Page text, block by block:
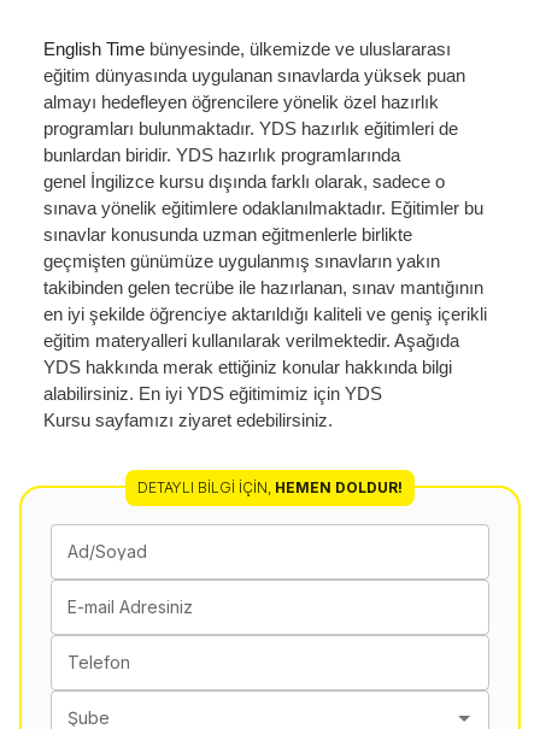
English Time bünyesinde, ülkemizde ve uluslararası
eğitim dünyasında uygulanan sınavlarda yüksek puan
almayı hedefleyen öğrencilere yönelik özel hazırlık
programları bulunmaktadır. YDS hazırlık eğitimleri de
bunlardan biridir. YDS hazırlık programlarında
genel İngilizce kursu dışında farklı olarak, sadece o
sınava yönelik eğitimlere odaklanılmaktadır. Eğitimler bu
sınavlar konusunda uzman eğitmenlerle birlikte
geçmişten günümüze uygulanmış sınavların yakın
takibinden gelen tecrübe ile hazırlanan, sınav mantığının
en iyi şekilde öğrenciye aktarıldığı kaliteli ve geniş içerikli
eğitim materyalleri kullanılarak verilmektedir. Aşağıda
YDS hakkında merak ettiğiniz konular hakkında bilgi
alabilirsiniz. En iyi YDS eğitimimiz için YDS
Kursu sayfamızı ziyaret edebilirsiniz.
DETAYLI BILGI İÇIN HEMEN DOLDUR!
Ad/Soyad
E-mail Adresiniz
Telefon
Şube